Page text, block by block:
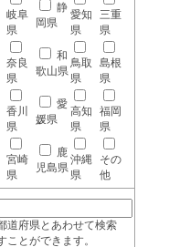
岐阜
県
静
岡県
愛知
県
三重
県
奈良
県
和
歌山県
鳥取
県
島根
県
香川
県
愛
媛県
高知
県
福岡
県
宮崎
県
鹿
児島県
沖縄
県
その
他
道府県とあわせて検索
とができます。